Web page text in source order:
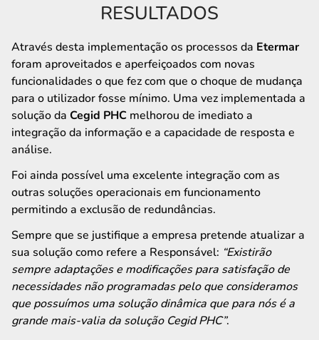
RESULTADOS
Através desta implementação os processos da Etermar
foram aproveitados e aperfeiçoados com novas
funcionalidades o que fez com que o choque de mudança
para o utilizador fosse mínimo. Uma vez implementada a
solução da Cegid PHC melhorou de imediato a
integração da informação e a capacidade de resposta e
análise.
Foi ainda possível uma excelente integração com as
outras soluções operacionais em funcionamento
permitindo a exclusão de redundâncias.
Sempre que se justifique a empresa pretende atualizar a
sua solução como refere a Responsável: “Existirão
sempre adaptações e modificações para satisfação de
necessidades não programadas pelo que consideramos
que possuímos uma solução dinâmica que para nós é a
grande mais-valia da solução Cegid PHC”.